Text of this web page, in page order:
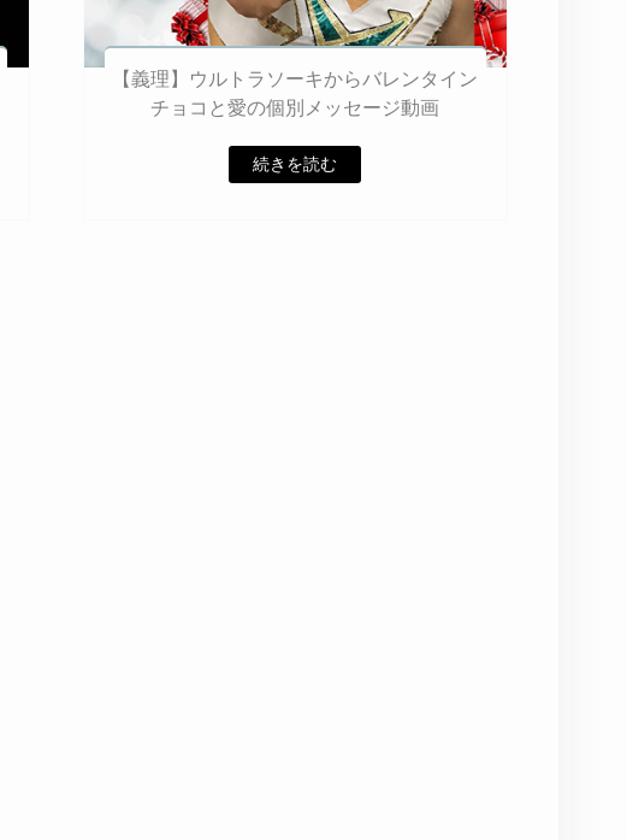
【義理】ウルトラソーキからバレンタイン
チョコと愛の個別メッセージ動画
続きを読む